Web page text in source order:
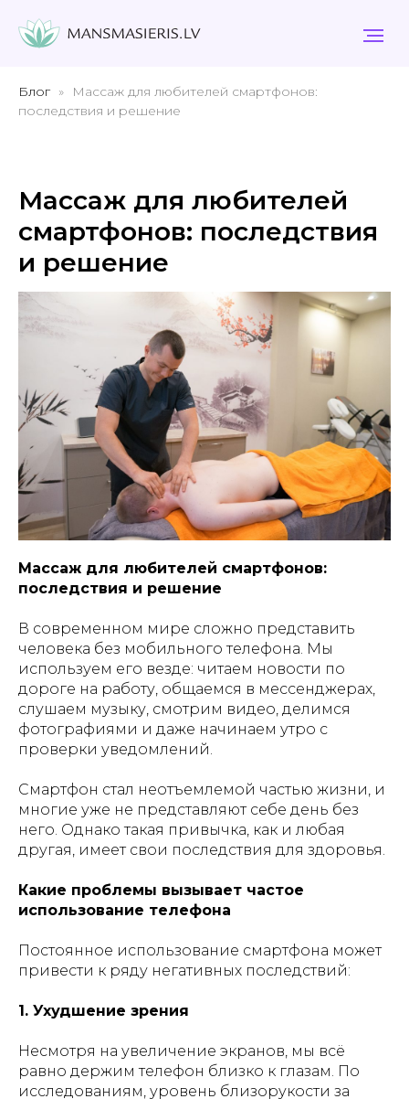
Блог
Массаж для любителей смартфонов:
последствия и решение
Массаж для любителей
смартфонов: последствия
и решение
Массаж для любителей смартфонов:
последствия и решение
В современном мире сложно представить
человека без мобильного телефона. Мы
используем его везде: читаем новости по
дороге на работу, общаемся в мессенджерах,
слушаем музыку, смотрим видео, делимся
фотографиями и даже начинаем утро с
проверки уведомлений.
Смартфон стал неотъемлемой частью жизни, и
многие уже не представляют себе день без
него. Однако такая привычка, как и любая
другая, имеет свои последствия для здоровья.
Какие проблемы вызывает частое
использование телефона
Постоянное использование смартфона может
привести к ряду негативных последствий:
1. Ухудшение зрения
Несмотря на увеличение экранов, мы всё
равно держим телефон близко к глазам. По
исследованиям, уровень близорукости за